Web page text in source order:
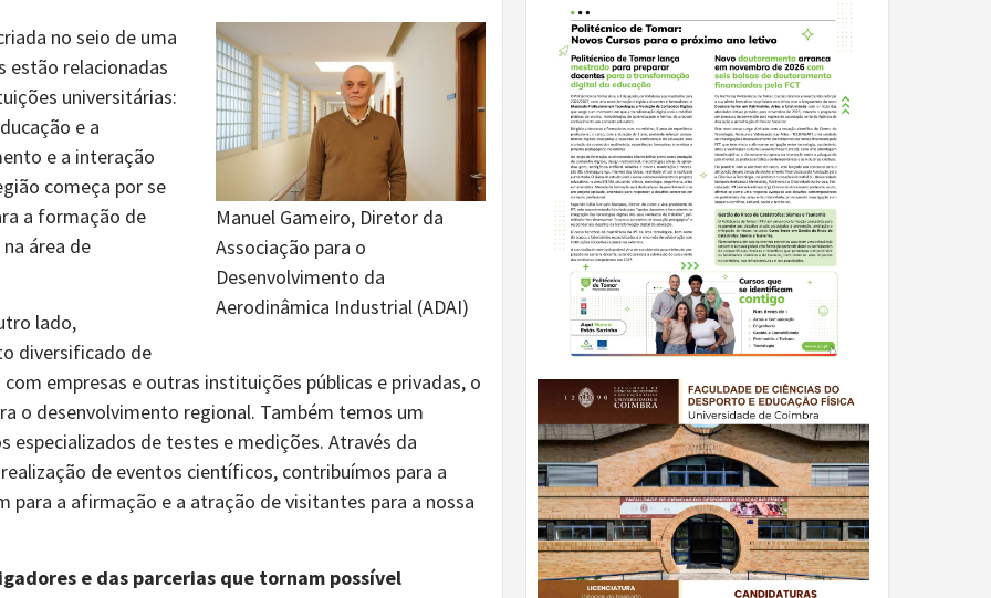
Manuel Gameiro, Diretor da
Associação para o
Desenvolvimento da
Aerodinâmica Industrial (ADAI)
no seio de uma
estão relacionadas
universitárias:
e a
e a interação
começa por se
a formação de
área de
lado,
diversificado de
empresas e outras instituições públicas e privadas, o
o desenvolvimento regional. Também temos um
de testes e medições. Através da
de eventos científicos, contribuímos para a
a afirmação e a atração de visitantes para a nossa
e das parcerias que tornam possível